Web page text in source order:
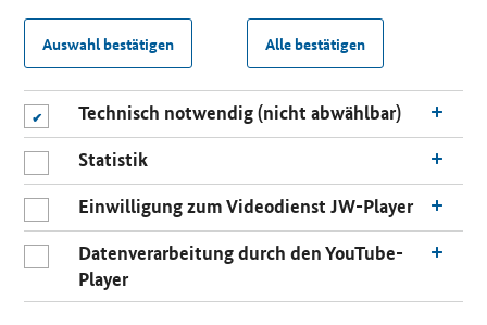
Auswahl bestätigen Alle bestätigen
Technisch notwendig (nicht abwählbar)
Statistik
Einwilligung zum Videodienst JW-Player
Datenverarbeitung durch den YouTube-
Player